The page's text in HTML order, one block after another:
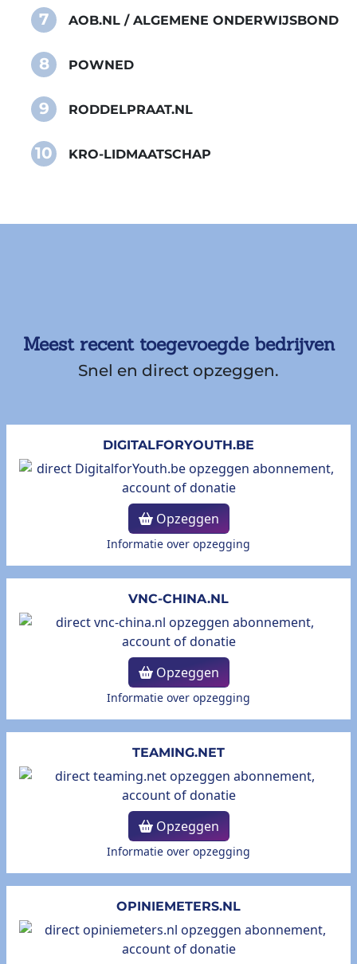
7 AOB.NL / ALGEMENE ONDERWIJSBOND
8 POWNED
9 RODDELPRAAT.NL
10 KRO-LIDMAATSCHAP
Meest recent toegevoegde bedrijven
Snel en direct opzeggen.
DIGITALFORYOUTH.BE
Opzeggen
Informatie over opzegging
VNC-CHINA.NL
Opzeggen
Informatie over opzegging
TEAMING.NET
Opzeggen
Informatie over opzegging
OPINIEMETERS.NL